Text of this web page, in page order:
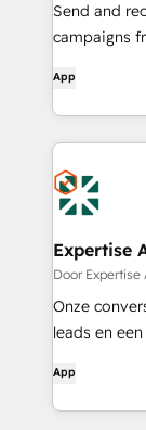
Send and
campaigns
App
Expertise
Door Expertise
Onze
leads en
App